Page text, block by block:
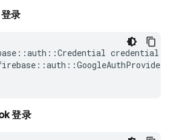
录
::auth ::Credential credential
::auth ::GoogleAuthProvider
登录